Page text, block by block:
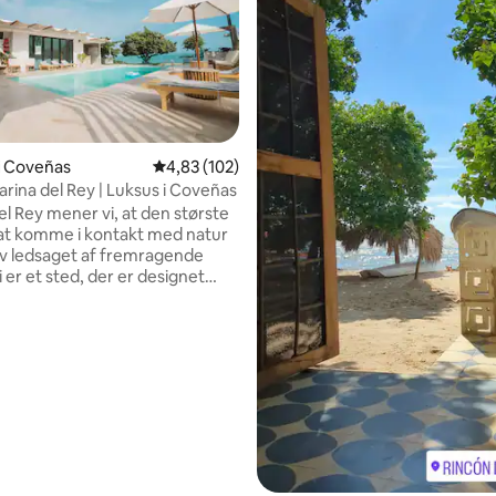
bedømmelse, 21 omtaler
Coveñas 4,83 ud af 5 i gennemsnitlig bedømmelse,
4,83 (102)
del Rey | Luksus i Coveñas
Rey mener vi, at den største
komme i kontakt med natur
ledsaget af fremragende
er et sted, der er designet